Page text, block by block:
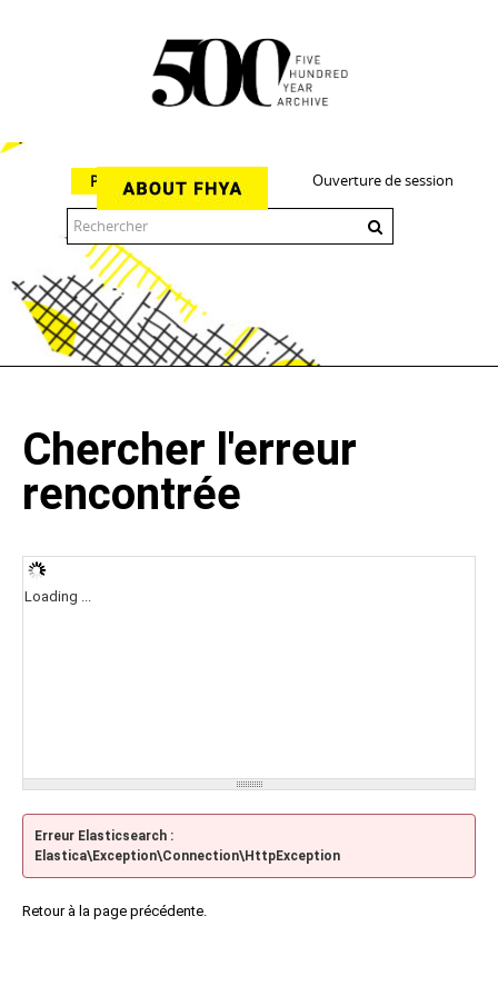
Ouverture de session
Parcourir
Chercher l'erreur
rencontrée
Loading ...
Erreur Elasticsearch :
Elastica\Exception\Connection\HttpException
Retour à la page précédente.